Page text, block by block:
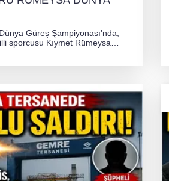
Güreş Şampiyonası'nda,
sporcusu Kıymet Rümeysa